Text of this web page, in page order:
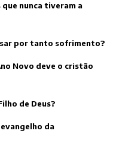
que nunca tiveram a
por tanto sofrimento?
Novo deve o cristão
de Deus?
da